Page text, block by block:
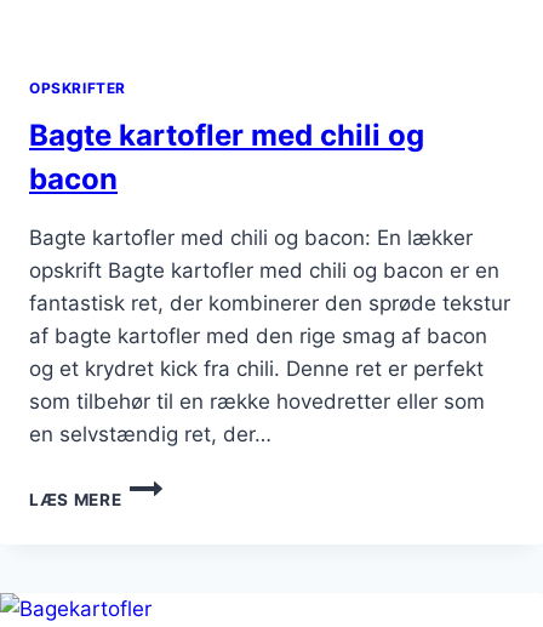
OPSKRIFTER
Bagte kartofler med chili og
bacon
Bagte kartofler med chili og bacon: En lækker
opskrift Bagte kartofler med chili og bacon er en
fantastisk ret, der kombinerer den sprøde tekstur
af bagte kartofler med den rige smag af bacon
og et krydret kick fra chili. Denne ret er perfekt
som tilbehør til en række hovedretter eller som
en selvstændig ret, der…
LÆS MERE
BAGTE
KARTOFLER
BACON